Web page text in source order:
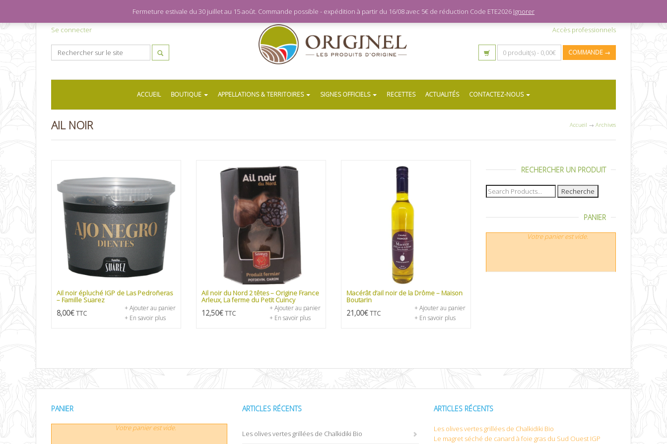
Se connecter Accès professionnels
0 produit(s) - 0,00€ COMMANDE →
ACCUEIL BOUTIQUE APPELLATIONS & TERRITOIRES SIGNES OFFICIELS RECETTES ACTUALITÉS CONTACTEZ-NOUS
AIL NOIR Accueil → Archives
Ail noir épluché IGP de Las Pedroñeras
– Famille Suarez
8,00€ TTC
+ Ajouter au panier
+ En savoir plus
Ail noir du Nord 2 têtes – Origine France
Arleux, La ferme du Petit Cuincy
12,50€ TTC
+ Ajouter au panier
+ En savoir plus
Macérât d’ail noir de la Drôme – Maison
Boutarin
21,00€ TTC
+ Ajouter au panier
+ En savoir plus
RECHERCHER UN PRODUIT
Recherche
pour :
PANIER
Votre panier est vide.
PANIER
Votre panier est vide.
ARTICLES RÉCENTS
Les olives vertes grillées de Chalkidiki Bio
ARTICLES RÉCENTS
Les olives vertes grillées de Chalkidiki Bio
Le magret séché de canard à foie gras du Sud Ouest IGP
Fermeture estivale du 30 juillet au 15 août. Commande possible - expédition à partir du 16/08 avec 5€ de réduction Code ETE2026 Ignorer